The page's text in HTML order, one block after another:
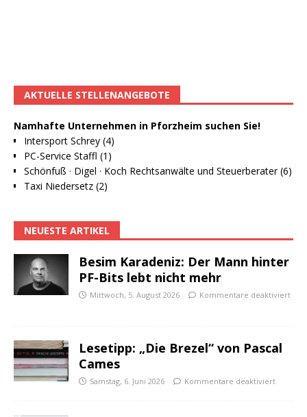
AKTUELLE STELLENANGEBOTE
Namhafte Unternehmen in Pforzheim suchen Sie!
Intersport Schrey (4)
PC-Service Staffl (1)
Schönfuß · Digel · Koch Rechtsanwälte und Steuerberater (6)
Taxi Niedersetz (2)
NEUESTE ARTIKEL
Besim Karadeniz: Der Mann hinter
PF-Bits lebt nicht mehr
Mittwoch, 5. August 2026 Kommentare deaktiviert
Lesetipp: „Die Brezel“ von Pascal
Cames
Samstag, 6. Juni 2026 Kommentare deaktiviert